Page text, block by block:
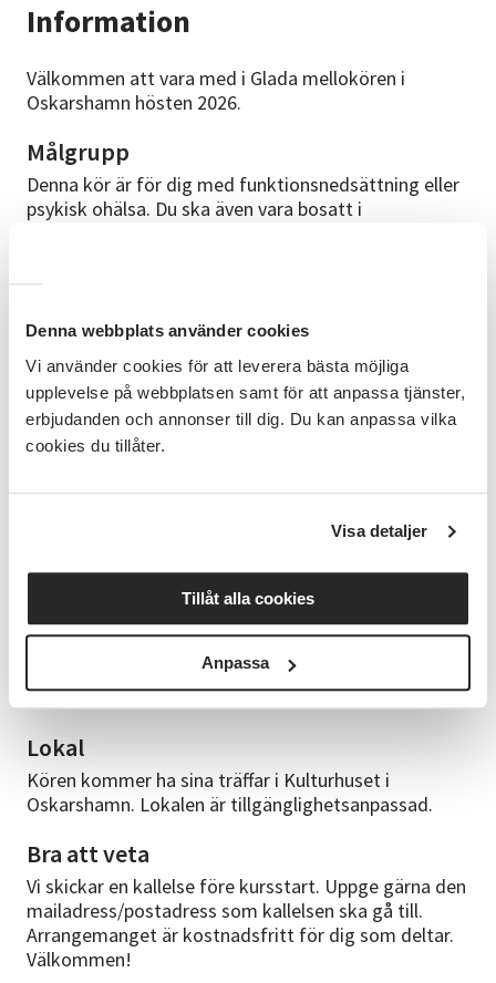
Denna webbplats använder cookies
Vi använder cookies för att leverera bästa möjliga
upplevelse på webbplatsen samt för att anpassa tjänster,
erbjudanden och annonser till dig. Du kan anpassa vilka
cookies du tillåter.
Visa detaljer
Tillåt alla cookies
Anpassa
Information
Välkommen att vara med i Glada mellokören i
Oskarshamn hösten 2026.
Målgrupp
Denna kör är för dig med funktionsnedsättning eller
psykisk ohälsa. Du ska även vara bosatt i
Kören träffas 10 gånger under hösten med start
tisdag 1 september (uppehåll v. 43 och v. 44) Kören
kommer lära sig olika Melodifestivallåtar med hjälp
av ledaren och bakgrundsmusik. Ganska ofta läggs
det även in lite rörelser till musiken. Som
Inga förkunskaper krävs.
Kursledare
detta är 10:e terminen som hon kommer ha hand om
Glada mellokören.
Lokal
Kören kommer ha sina träffar i Kulturhuset i
Oskarshamn. Lokalen är tillgänglighetsanpassad.
Bra att veta
Vi skickar en kallelse före kursstart. Uppge gärna den
mailadress/postadress som kallelsen ska gå till.
Arrangemanget är kostnadsfritt för dig som deltar.
Välkommen!